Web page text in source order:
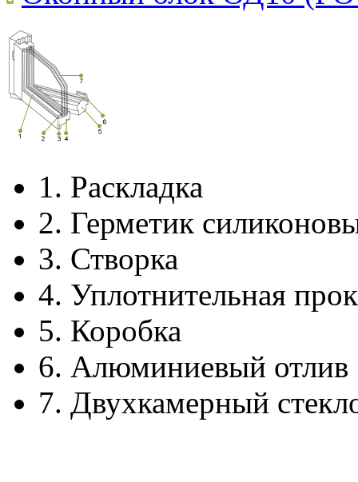
1. Раскладка
2. Герметик
3. Створка
4. Уплотнительная
5. Коробка
6. Алюминиевый отлив
7. Двухкамерный